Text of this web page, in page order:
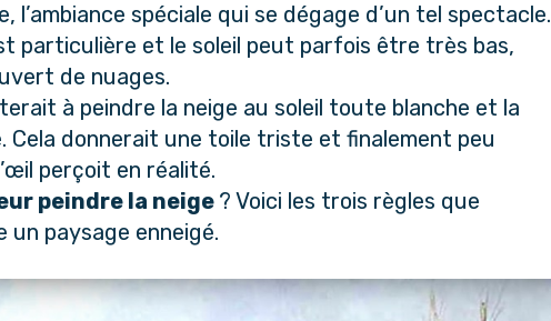
l’ambiance spéciale qui se dégage d’un tel spectacle.
particulière et le soleil peut parfois être très bas,
de nuages.
à peindre la neige au soleil toute blanche et la
Cela donnerait une toile triste et finalement peu
perçoit en réalité.
peindre la neige ? Voici les trois règles que
un paysage enneigé.